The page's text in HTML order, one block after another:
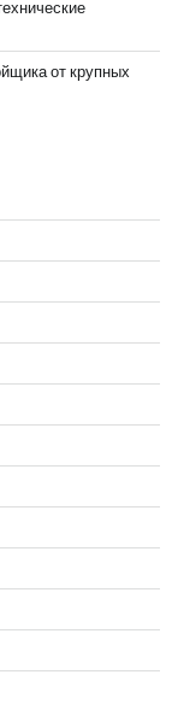
от крупных